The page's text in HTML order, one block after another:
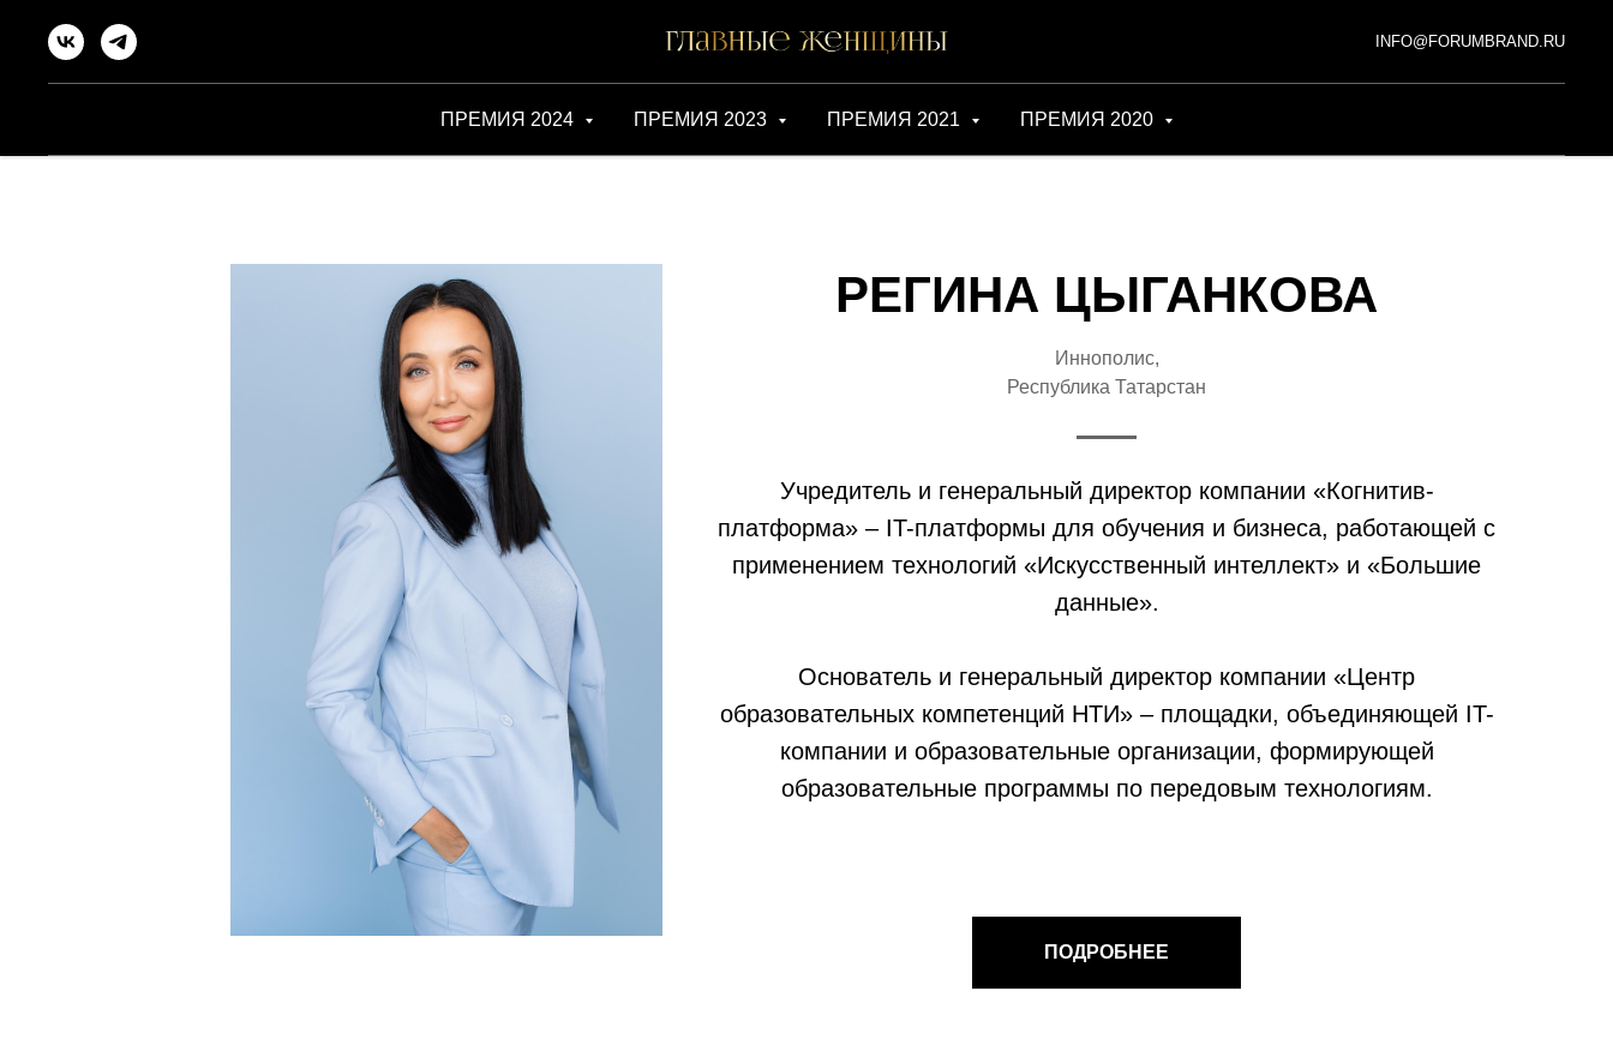
INFO@FORUMBRAND.RU
ПРЕМИЯ 2024 ПРЕМИЯ 2023 ПРЕМИЯ 2021 ПРЕМИЯ 2020
РЕГИНА ЦЫГАНКОВА
Иннополис,
Республика Татарстан
Учредитель и генеральный директор компании «Когнитив-
платформа» – IT-платформы для обучения и бизнеса, работающей с
применением технологий «Искусственный интеллект» и «Большие
данные».
Основатель и генеральный директор компании «Центр
образовательных компетенций НТИ» – площадки, объединяющей IT-
компании и образовательные организации, формирующей
образовательные программы по передовым технологиям.
ПОДРОБНЕЕ